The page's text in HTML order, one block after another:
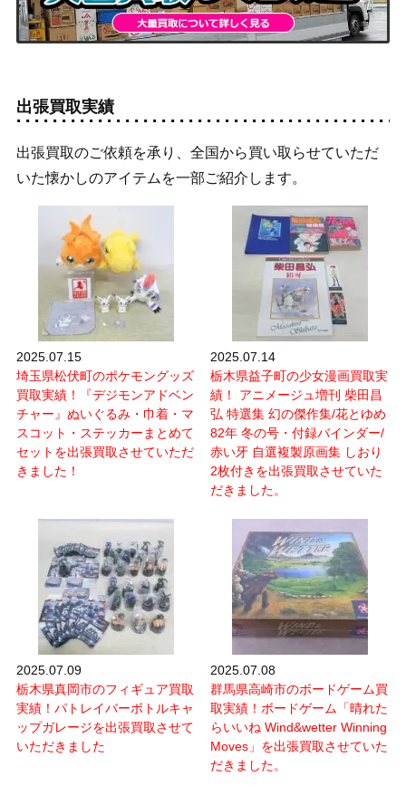
出張買取実績
出張買取のご依頼を承り、全国から買い取らせていただ
いた懐かしのアイテムを一部ご紹介します。
2025.07.15
埼玉県松伏町のポケモングッズ
買取実績！『デジモンアドベン
チャー』ぬいぐるみ・巾着・マ
スコット・ステッカーまとめて
セットを出張買取させていただ
きました！
2025.07.14
栃木県益子町の少女漫画買取実
績！ アニメージュ増刊 柴田昌
弘 特選集 幻の傑作集/花とゆめ
82年 冬の号・付録バインダー/
赤い牙 自選複製原画集 しおり
2枚付きを出張買取させていた
だきました。
2025.07.09
栃木県真岡市のフィギュア買取
実績！パトレイバーボトルキャ
ップガレージを出張買取させて
いただきました
2025.07.08
群馬県高崎市のボードゲーム買
取実績！ボードゲーム「晴れた
らいいね Wind&wetter Winning
Moves」を出張買取させていた
だきました。